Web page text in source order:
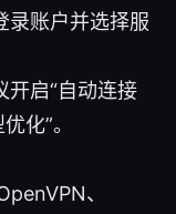
录账户并选择服
开启“自动连接
化”。
、